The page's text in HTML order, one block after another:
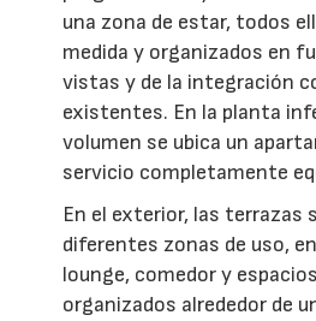
una zona de estar, todos
medida y organizados en
vistas y de la integración
existentes. En la planta
volumen se ubica un
servicio completamente
En el exterior, las terrazas
diferentes zonas de uso,
lounge, comedor y
organizados alrededor de